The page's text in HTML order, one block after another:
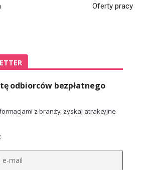
Oferty pracy
odbiorców bezpłatnego
z branży, zyskaj atrakcyjne